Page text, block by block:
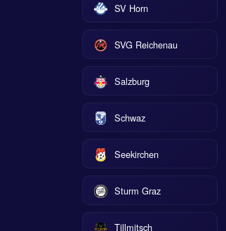
SV Horn
SVG Reichenau
Salzburg
Schwaz
Seekirchen
Sturm Graz
Tillmitsch